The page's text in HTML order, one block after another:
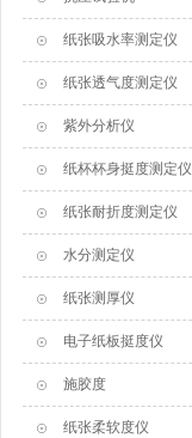
纸张吸水率测定仪
纸张透气度测定仪
紫外分析仪
纸杯杯身挺度测定仪
纸张耐折度测定仪
水分测定仪
纸张测厚仪
电子纸板挺度仪
施胶度
纸张柔软度仪